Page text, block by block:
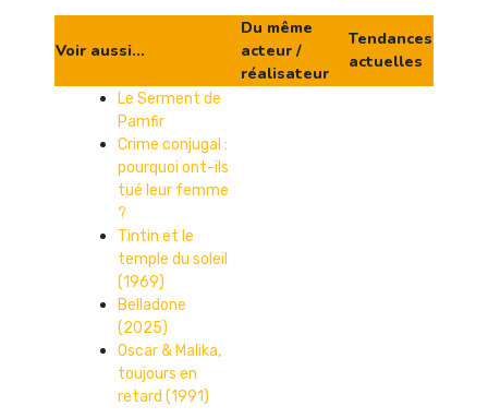
Voir aussi...
Du même
acteur /
réalisateur
Tendances
actuelles
Le Serment de
Pamfir
Crime conjugal :
pourquoi ont-ils
tué leur femme
?
Tintin et le
temple du soleil
(1969)
Belladone
(2025)
Oscar & Malika,
toujours en
retard (1991)